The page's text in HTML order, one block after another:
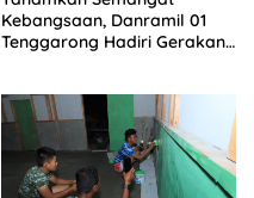
Kebangsaan, Danramil 01
Tenggarong Hadiri Gerakan